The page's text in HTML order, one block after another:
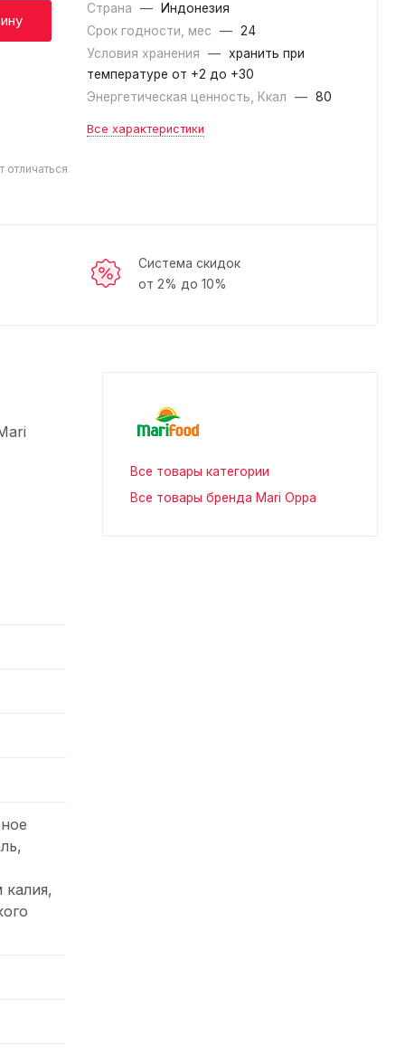
Страна
—
Индонезия
Срок годности, мес
— 24
Условия хранения
— хранить при
температуре от +2 до +30
Энергетическая ценность, Ккал
— 80
Все характеристики
Система скидок
от 2% до 10%
калия,
Все товары категории
Все товары бренда Mari Oppa